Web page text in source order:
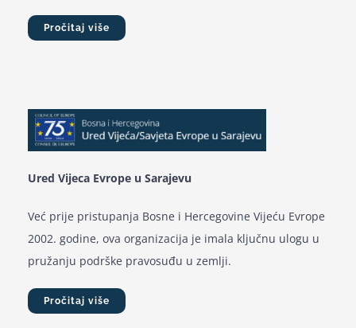
for:
Pročitaj više
Ured Vijeca Evrope u Sarajevu
Već prije pristupanja Bosne i Hercegovine Vijeću Evrope
2002. godine, ova organizacija je imala ključnu ulogu u
pružanju podrške pravosuđu u zemlji.
Pročitaj više